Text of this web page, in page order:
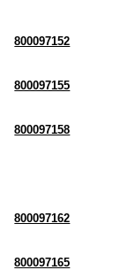
800097152
800097155
800097158
800097162
800097165